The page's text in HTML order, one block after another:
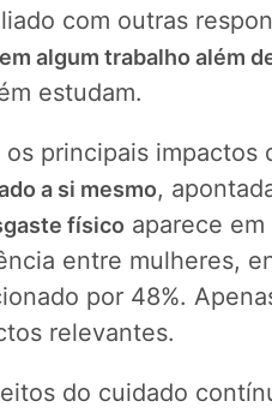
com outras
algum trabalho além
estudam.
os principais impactos
a si mesmo,
físico aparece
entre mulheres,
por 48%.
relevantes.
do cuidado